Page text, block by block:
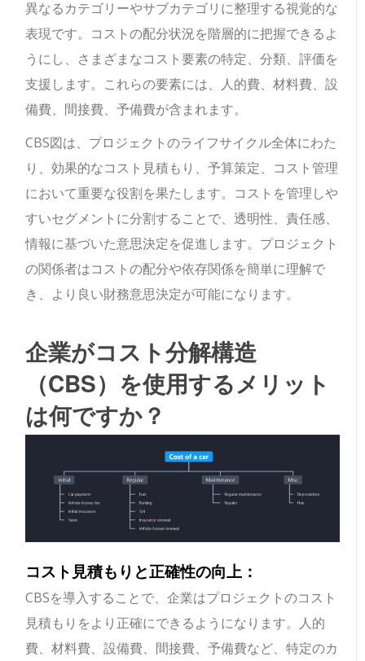
異なるカテゴリーやサブカテゴリに整理する視覚的な
表現です。コストの配分状況を階層的に把握できるよ
うにし、さまざまなコスト要素の特定、分類、評価を
支援します。これらの要素には、人的費、材料費、設
備費、間接費、予備費が含まれます。
CBS図は、プロジェクトのライフサイクル全体にわた
り、効果的なコスト見積もり、予算策定、コスト管理
において重要な役割を果たします。コストを管理しや
すいセグメントに分割することで、透明性、責任感、
情報に基づいた意思決定を促進します。プロジェクト
の関係者はコストの配分や依存関係を簡単に理解で
き、より良い財務意思決定が可能になります。
企業がコスト分解構造
（CBS）を使用するメリット
は何ですか？
コスト見積もりと正確性の向上：
CBSを導入することで、企業はプロジェクトのコスト
見積もりをより正確にできるようになります。人的
費、材料費、設備費、間接費、予備費など、特定のカ